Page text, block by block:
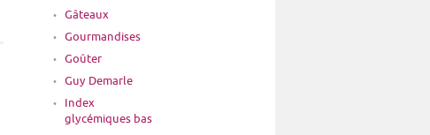
Gâteaux
Gourmandises
Goûter
Guy Demarle
Index
glycémiques bas